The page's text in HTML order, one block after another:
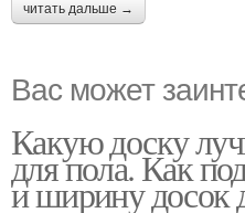
читать дальше →
Вас может
Какую доску
для пола. Как
и ширину досок